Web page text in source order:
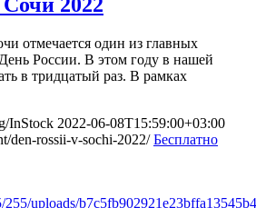
отмечается один из главных
России. В этом году в нашей
в тридцатый раз. В рамках
InStock 2022-06-08T15:59:00+03:00
den-rossii-v-sochi-2022/ Бесплатно
255/uploads/